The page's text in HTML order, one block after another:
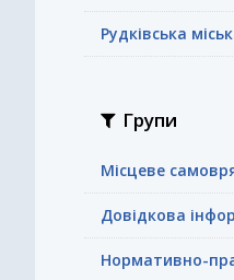
Рудківська
Групи
Місцеве
Довідкова
Нормативно-